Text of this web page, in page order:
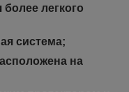
легкого
система;
на